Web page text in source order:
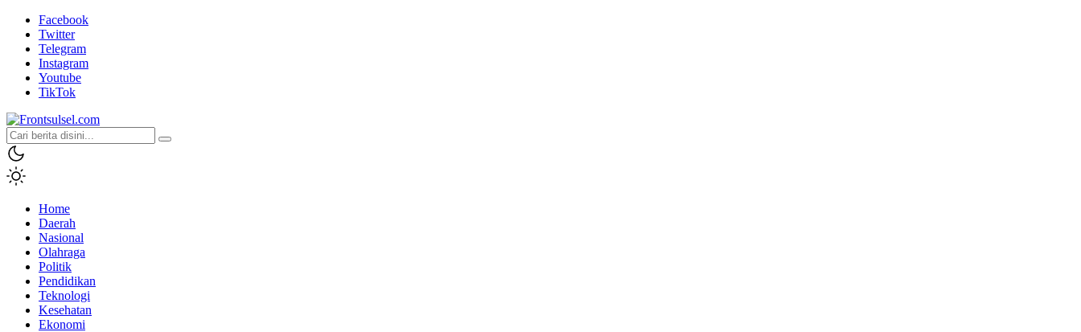
Facebook
Twitter
Telegram
Instagram
Youtube
TikTok
Frontsulsel.com
Terdepan Mengabarkan dari Sulawesi Selatan
Home
Daerah
Nasional
Olahraga
Politik
Pendidikan
Teknologi
Kesehatan
Ekonomi